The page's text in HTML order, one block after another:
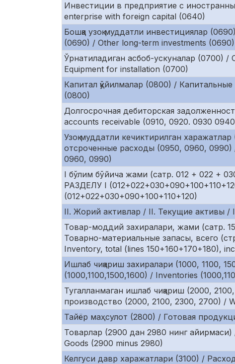
Инвестиции в предприятие с
enterprise with foreign capital (0640)
Бошқа узоқ муддатли инвестициялар
(0690) / Other long-term investments (0690)
Ўрнатиладиган асбоб-ускуналар (0700)
Equipment for installation (0700)
Капитал қўйилмалар (0800) /
(0800)
Долгосрочная дебиторская
accounts receivable (0910, 0920. 0930
Узоқ муддатли кечиктирилган
отсроченные расходы (0950, 0960,
0960, 0990)
I бўлим бўйича жами (сатр. 012 + 022 +
РАЗДЕЛУ I
(012+022+030+090+100+110+120)
II. Жорий активлар / II. Текущие активы /
Товар-моддий захиралари, жами (сатр.
Товарно-материальные запасы, всего
Inventory, total (lines 150+160+170+180),
Ишлаб чиқариш захиралари (1000, 1100,
(1000,1100,1500,1600) / Inventories
Тугалланмаган ишлаб чиқариш (2000,
производство (2000, 2100, 2300, 2700) /
Тайёр маҳсулот (2800) / Готовая
Товарлар (2900 дан 2980 нинг
Goods (2900 minus 2980)
Келгуси давр харажатлари (3100) /